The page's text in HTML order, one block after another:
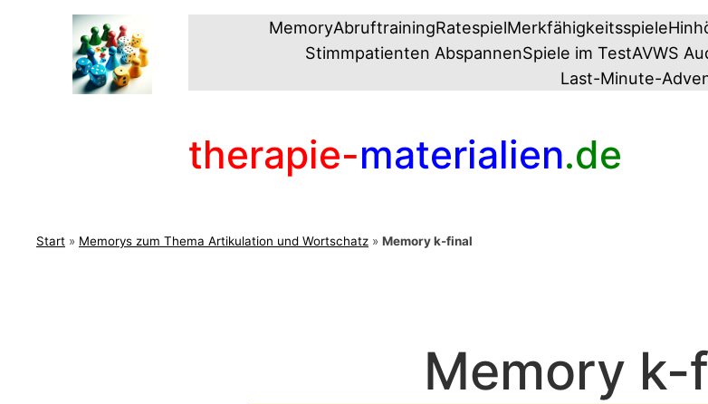
MemoryAbruftrainingRatespielMerkfähigkeitsspiele
Stimmpatienten AbspannenSpiele im TestAVWS
Last-Minute-
therapie-materialien.de
Start » Memorys zum Thema Artikulation und Wortschatz » Memory k-final
Memory k-